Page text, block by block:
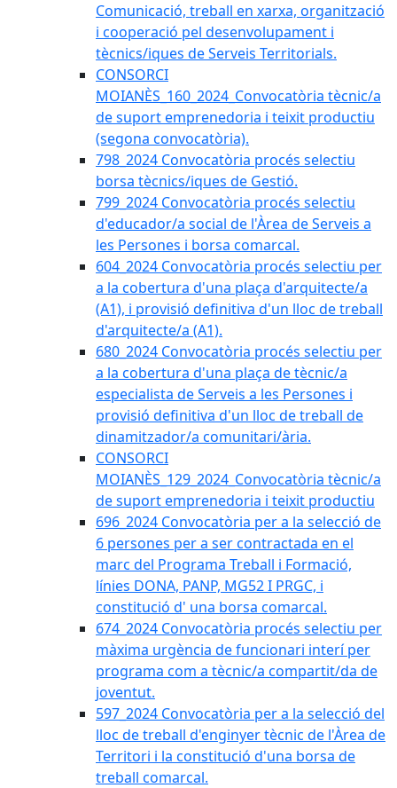
Comunicació, treball en xarxa, organització
i cooperació pel desenvolupament i
tècnics/iques de Serveis Territorials.
CONSORCI
MOIANÈS_160_2024_Convocatòria tècnic/a
de suport emprenedoria i teixit productiu
(segona convocatòria).
798_2024 Convocatòria procés selectiu
borsa tècnics/iques de Gestió.
799_2024 Convocatòria procés selectiu
d'educador/a social de l'Àrea de Serveis a
les Persones i borsa comarcal.
604_2024 Convocatòria procés selectiu per
a la cobertura d'una plaça d'arquitecte/a
(A1), i provisió definitiva d'un lloc de treball
d'arquitecte/a (A1).
680_2024 Convocatòria procés selectiu per
a la cobertura d'una plaça de tècnic/a
especialista de Serveis a les Persones i
provisió definitiva d'un lloc de treball de
dinamitzador/a comunitari/ària.
CONSORCI
MOIANÈS_129_2024_Convocatòria tècnic/a
de suport emprenedoria i teixit productiu
696_2024 Convocatòria per a la selecció de
6 persones per a ser contractada en el
marc del Programa Treball i Formació,
línies DONA, PANP, MG52 I PRGC, i
constitució d' una borsa comarcal.
674_2024 Convocatòria procés selectiu per
màxima urgència de funcionari interí per
programa com a tècnic/a compartit/da de
joventut.
597_2024 Convocatòria per a la selecció del
lloc de treball d'enginyer tècnic de l'Àrea de
Territori i la constitució d'una borsa de
treball comarcal.